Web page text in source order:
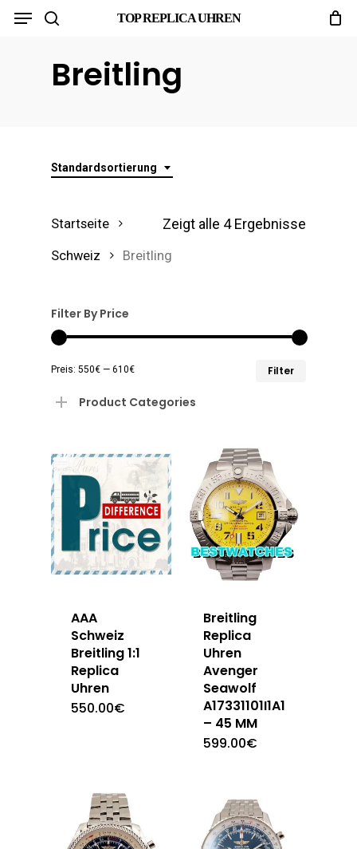
Skip
TOP REPLICA UHREN
Menu
Breitling
Standardsortierung
Zeigt alle 4 Ergebnisse
Startseite
Schweiz Breitling
Filter By Price
Filter
Preis: 550€ — 610€
Product Categories
AAA
Schweiz
Breitling 1:1
Replica
Uhren
550.00€
Breitling
Replica
Uhren
Avenger
Seawolf
A17331101I1A1
– 45 MM
599.00€